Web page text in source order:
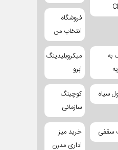
فروشگاه
انتخاب من
به
میکروبلیدینگ
ابرو
سیاه
کوچینگ
سازمانی
خرید میز
اداری مدرن